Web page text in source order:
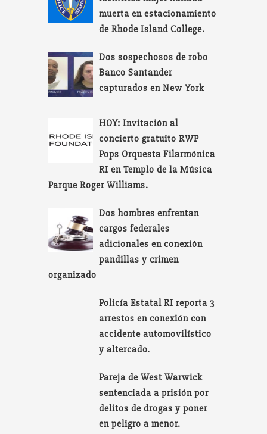
muerta en estacionamiento
de Rhode Island College.
Dos sospechosos de robo
Banco Santander
capturados en New York
HOY: Invitación al
concierto gratuito RWP
Pops Orquesta Filarmónica
RI en Templo de la Música
Parque Roger Williams.
Dos hombres enfrentan
cargos federales
adicionales en conexión
pandillas y crimen
organizado
Policía Estatal RI reporta 3
arrestos en conexión con
accidente automovilístico
y altercado.
Pareja de West Warwick
sentenciada a prisión por
delitos de drogas y poner
en peligro a menor.